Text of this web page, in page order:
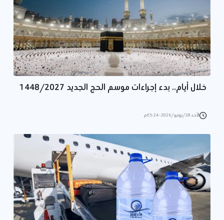
خلال أيام.. بدء إجراءات موسم الحج الجديد 1448/2027
الأحد 28/يونيو/2026 - 05:24 م